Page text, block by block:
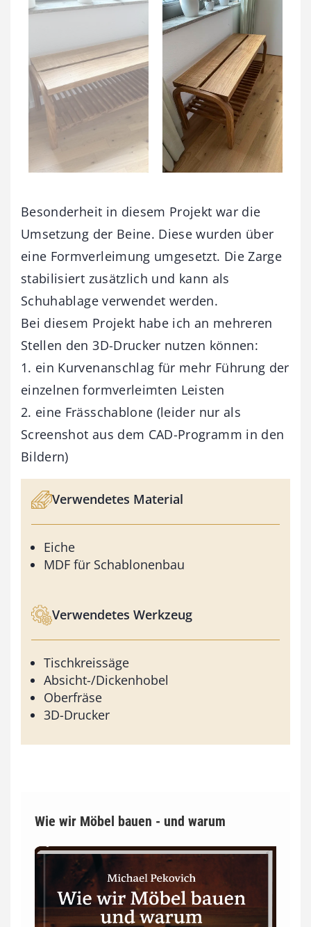
Besonderheit in diesem Projekt war die
Umsetzung der Beine. Diese wurden über
eine Formverleimung umgesetzt. Die Zarge
stabilisiert zusätzlich und kann als
Schuhablage verwendet werden.
Bei diesem Projekt habe ich an mehreren
Stellen den 3D-Drucker nutzen können:
1. ein Kurvenanschlag für mehr Führung der
einzelnen formverleimten Leisten
2. eine Frässchablone (leider nur als
Screenshot aus dem CAD-Programm in den
Bildern)
Verwendetes Material
Eiche
MDF für Schablonenbau
Verwendetes Werkzeug
Tischkreissäge
Absicht-/Dickenhobel
Oberfräse
3D-Drucker
Wie wir Möbel bauen - und warum